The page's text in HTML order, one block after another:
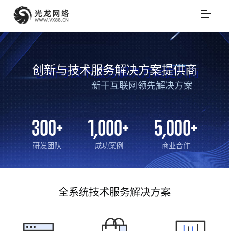
创新与技术服务解决方案提供商
新干互联网领先解决方案
300+
研发团队
1,000+
成功案例
5,000+
商业合作
全系统技术服务解决方案